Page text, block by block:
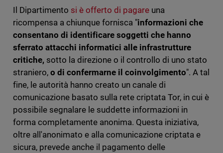
Il Dipartimento si è offerto di pagare una
ricompensa a chiunque fornisca "informazioni che
consentano di identificare soggetti che hanno
sferrato attacchi informatici alle infrastrutture
critiche, sotto la direzione o il controllo di uno stato
straniero,o di confermarne il coinvolgimento". A tal
fine, le autorità hanno creato un canale di
comunicazione basato sulla rete criptata Tor, in cui è
possibile segnalare le suddette informazioni in
forma completamente anonima. Questa iniziativa,
oltre all'anonimato e alla comunicazione criptata e
sicura, prevede anche il pagamento delle